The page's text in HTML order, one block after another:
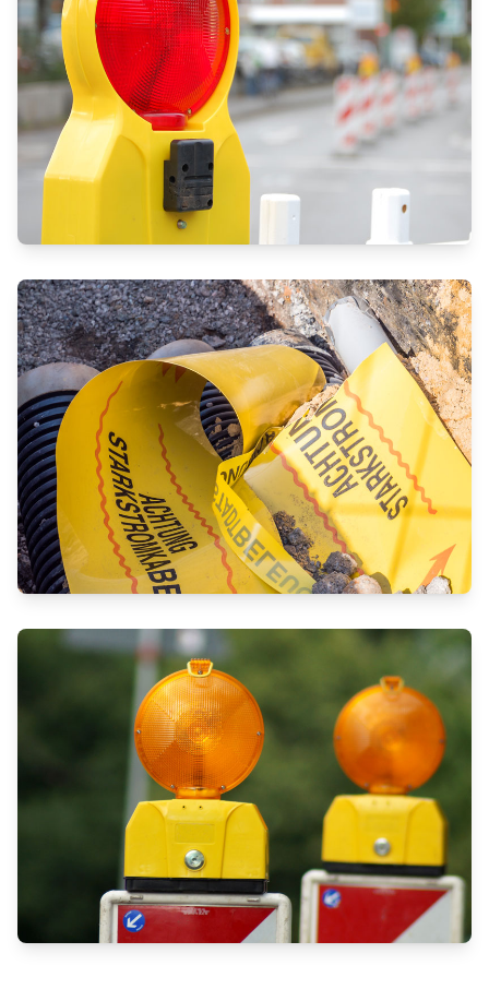
VIELSEITIGER LEITUNGSBAU IM
URBANEN VERSORGUNGSNETZ
ANSPRUCHSVOLLER
STROMNETZAUSBAU IM NIEDER-
UND HOCHSPANNUNGSBEREICH